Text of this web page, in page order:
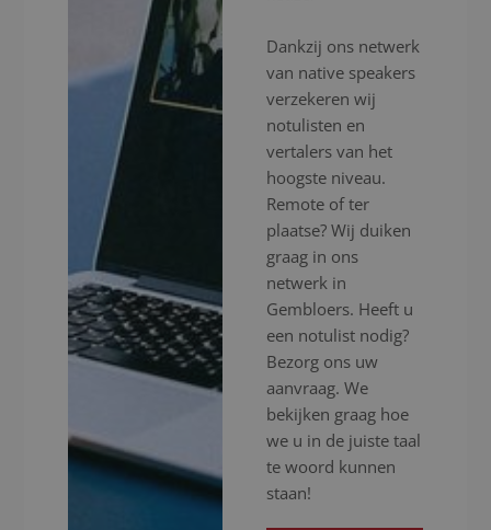
Dankzij ons netwerk
van native speakers
verzekeren wij
notulisten en
vertalers van het
hoogste niveau.
Remote of ter
plaatse? Wij duiken
graag in ons
netwerk in
Gembloers. Heeft u
een notulist nodig?
Bezorg ons uw
aanvraag. We
bekijken graag hoe
we u in de juiste taal
te woord kunnen
staan!